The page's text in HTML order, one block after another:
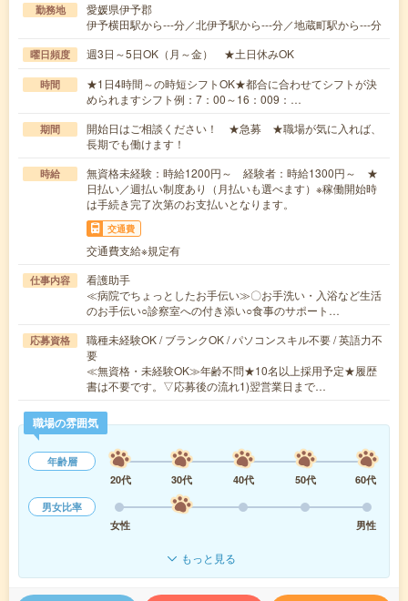
勤務地
愛媛県伊予郡
伊予横田駅から---分／北伊予駅から---分／地蔵町駅から---分
曜日頻度 週3日～5日OK（月～金） ★土日休みOK
時間
★1日4時間～の時短シフトOK★都合に合わせてシフトが決
められますシフト例：7：00～16：009：…
期間
開始日はご相談ください！ ★急募 ★職場が気に入れば、
長期でも働けます！
時給
無資格未経験：時給1200円～ 経験者：時給1300円～ ★
日払い／週払い制度あり（月払いも選べます）※稼働開始時
は手続き完了次第のお支払いとなります。
交通費
交通費支給※規定有
仕事内容
看護助手
≪病院でちょっとしたお手伝い≫〇お手洗い・入浴など生活
のお手伝い○診察室への付き添い○食事のサポート…
応募資格
職種未経験OK / ブランクOK / パソコンスキル不要 / 英語力不
要
≪無資格・未経験OK≫年齢不問★10名以上採用予定★履歴
書は不要です。▽応募後の流れ1)翌営業日まで…
職場の雰囲気
年齢層
20代
30代 40代 50代
60代
男女比率
女性
男性
もっと見る